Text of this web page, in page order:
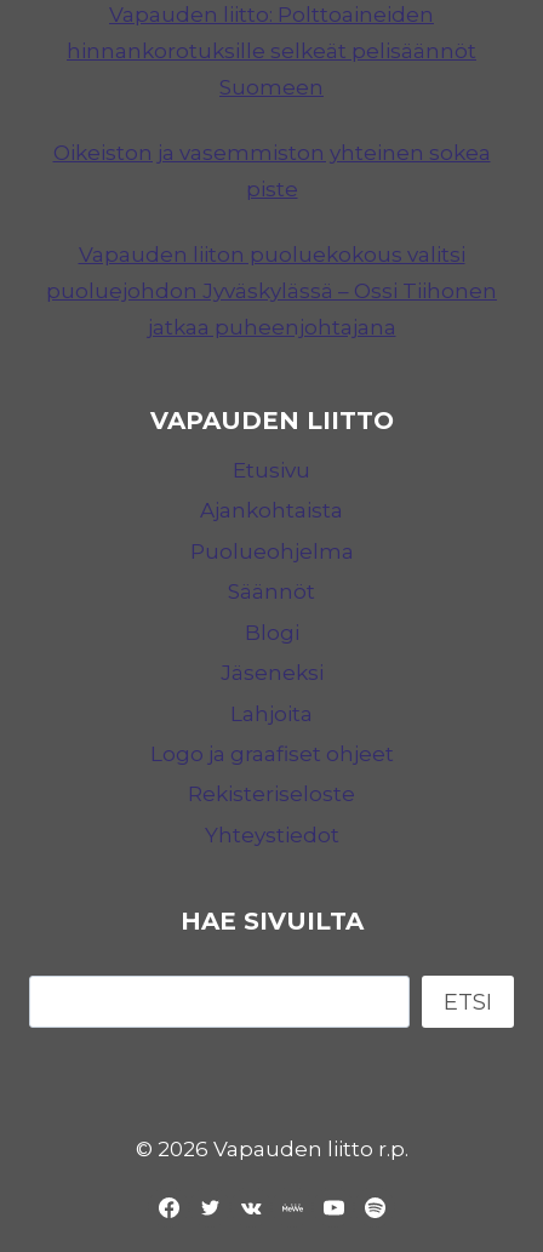
Vapauden liitto: Polttoaineiden
hinnankorotuksille selkeät pelisäännöt
Suomeen
Oikeiston ja vasemmiston yhteinen sokea
piste
Vapauden liiton puoluekokous valitsi
puoluejohdon Jyväskylässä – Ossi Tiihonen
jatkaa puheenjohtajana
VAPAUDEN LIITTO
Etusivu
Ajankohtaista
Puolueohjelma
Säännöt
Blogi
Jäseneksi
Lahjoita
Logo ja graafiset ohjeet
Rekisteriseloste
Yhteystiedot
HAE SIVUILTA
ETSI
© 2026 Vapauden liitto r.p.